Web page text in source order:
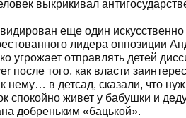
выкрикивал
еще один
лидера оппозиции
угрожает отправлять детей
после того, как власти
нему… в детсад, сказали, что
спокойно живет у бабушки и
добреньким «бацькой».